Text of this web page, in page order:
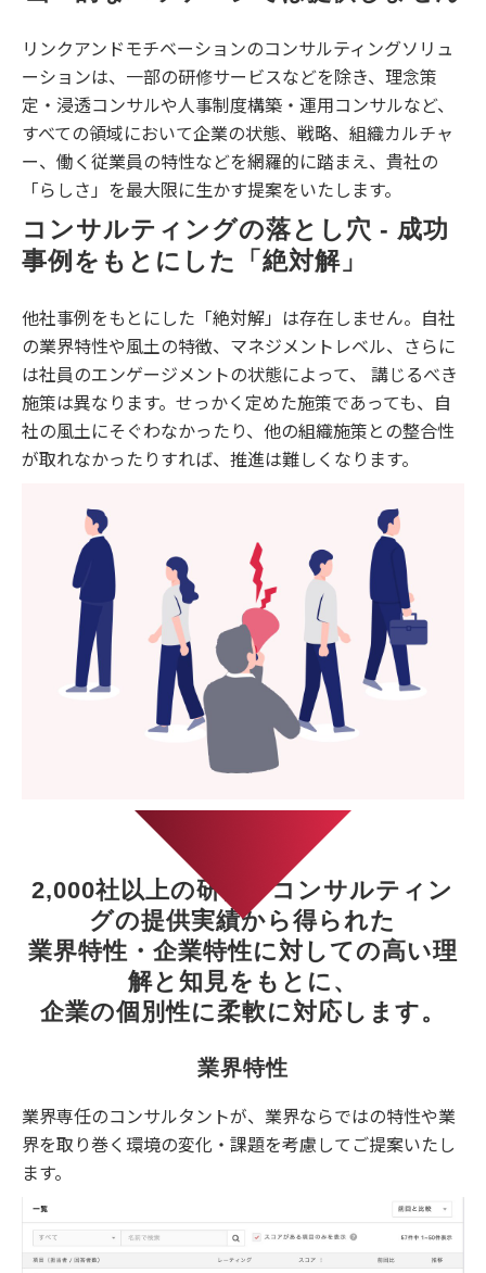
リンクアンドモチベーションのコンサルティングソリュ
ーションは、一部の研修サービスなどを除き、理念策
定・浸透コンサルや人事制度構築・運用コンサルなど、
すべての領域において企業の状態、戦略、組織カルチャ
ー、働く従業員の特性などを網羅的に踏まえ、貴社の
「らしさ」を最大限に生かす提案をいたします。
コンサルティングの落とし穴 - 成功
事例をもとにした「絶対解」
他社事例をもとにした「絶対解」は存在しません。自社
の業界特性や風土の特徴、マネジメントレベル、さらに
は社員のエンゲージメントの状態によって、 講じるべき
施策は異なります。せっかく定めた施策であっても、自
社の風土にそぐわなかったり、他の組織施策との整合性
が取れなかったりすれば、推進は難しくなります。
2,000社以上の研修・コンサルティン
グの提供実績から得られた
業界特性・企業特性に対しての高い理
解と知見をもとに、
企業の個別性に柔軟に対応します。
業界特性
業界専任のコンサルタントが、業界ならではの特性や業
界を取り巻く環境の変化・課題を考慮してご提案いたし
ます。